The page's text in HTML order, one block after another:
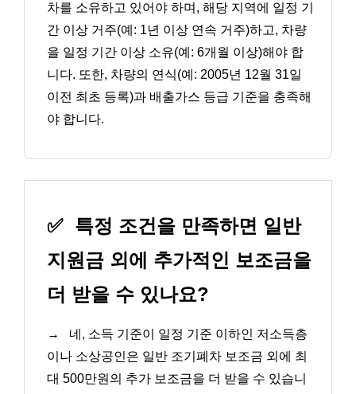
차를 소유하고 있어야 하며, 해당 지역에 일정 기
간 이상 거주(예: 1년 이상 연속 거주)하고, 차량
을 일정 기간 이상 소유(예: 6개월 이상)해야 합
니다. 또한, 차량의 연식(예: 2005년 12월 31일
이전 최초 등록)과 배출가스 등급 기준을 충족해
야 합니다.
✅ 특정 조건을 만족하면 일반
지원금 외에 추가적인 보조금을
더 받을 수 있나요?
→
네, 소득 기준이 일정 기준 이하인 저소득층
이나 소상공인은 일반 조기폐차 보조금 외에 최
대 500만원의 추가 보조금을 더 받을 수 있습니